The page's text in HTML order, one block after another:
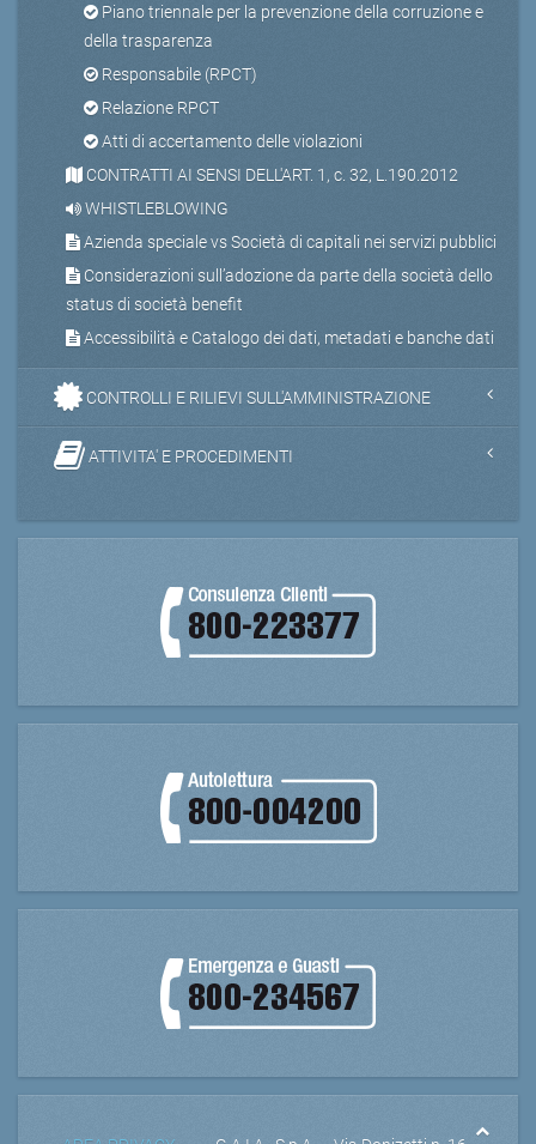
Piano triennale per la prevenzione della corruzione e
della trasparenza
Responsabile (RPCT)
Relazione RPCT
Atti di accertamento delle violazioni
CONTRATTI AI SENSI DELL'ART. 1, c. 32, L.190.2012
WHISTLEBLOWING
Azienda speciale vs Società di capitali nei servizi pubblici
Considerazioni sull’adozione da parte della società dello
status di società benefit
Accessibilità e Catalogo dei dati, metadati e banche dati
CONTROLLI E RILIEVI SULL'AMMINISTRAZIONE
ATTIVITA' E PROCEDIMENTI